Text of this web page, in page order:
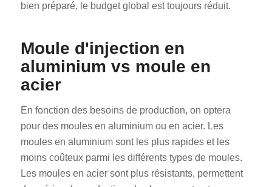
bien préparé, le budget global est toujours réduit.
Moule d'injection en
aluminium vs moule en
acier
En fonction des besoins de production, on optera
pour des moules en aluminium ou en acier. Les
moules en aluminium sont les plus rapides et les
moins coûteux parmi les différents types de moules.
Les moules en acier sont plus résistants, permettent